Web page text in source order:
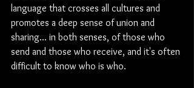
language that crosses all cultures and
promotes a deep sense of union and
sharing... in both senses, of those who
send and those who receive, and it's often
difficult to know who is who.